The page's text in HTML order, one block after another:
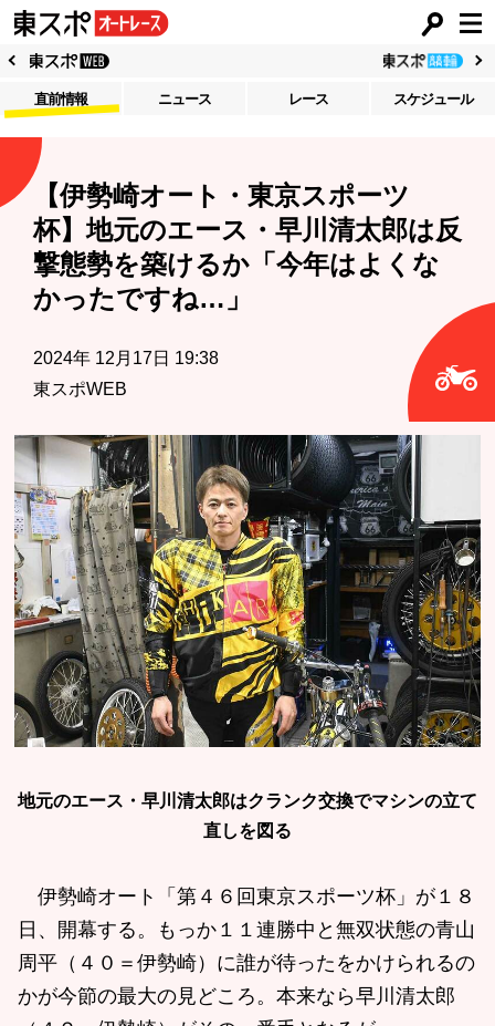
直前情報 ニュース レース スケジュール
【伊勢崎オート・東京スポーツ
杯】地元のエース・早川清太郎は反
撃態勢を築けるか「今年はよくな
かったですね…」
2024年 12月17日 19:38
東スポWEB
地元のエース・早川清太郎はクランク交換でマシンの立て
直しを図る
伊勢崎オート「第４６回東京スポーツ杯」が１８
日、開幕する。もっか１１連勝中と無双状態の青山
周平（４０＝伊勢崎）に誰が待ったをかけられるの
かが今節の最大の見どころ。本来なら早川清太郎